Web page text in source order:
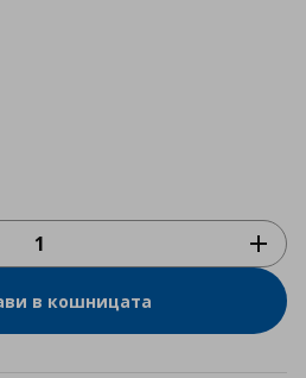
в кошницата